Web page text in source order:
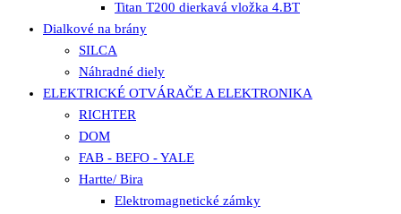
Titan T200 dierkavá vložka 4.BT
Dialkové na brány
SILCA
Náhradné diely
ELEKTRICKÉ OTVÁRAČE A ELEKTRONIKA
RICHTER
DOM
FAB - BEFO - YALE
Hartte/ Bira
Elektromagnetické zámky